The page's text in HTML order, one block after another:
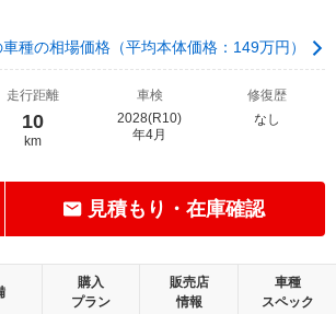
車種の相場価格（平均本体価格：149万円）
走行距離
10
km
車検
2028(R10)
年4月
修復歴
なし
見積もり・在庫確認
購入
プラン
販売店
情報
車種
スペック